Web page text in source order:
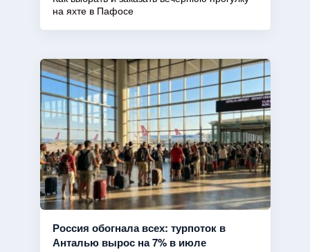
на яхте в Пафосе
Россия обогнала всех: турпоток в
Анталью вырос на 7% в июле